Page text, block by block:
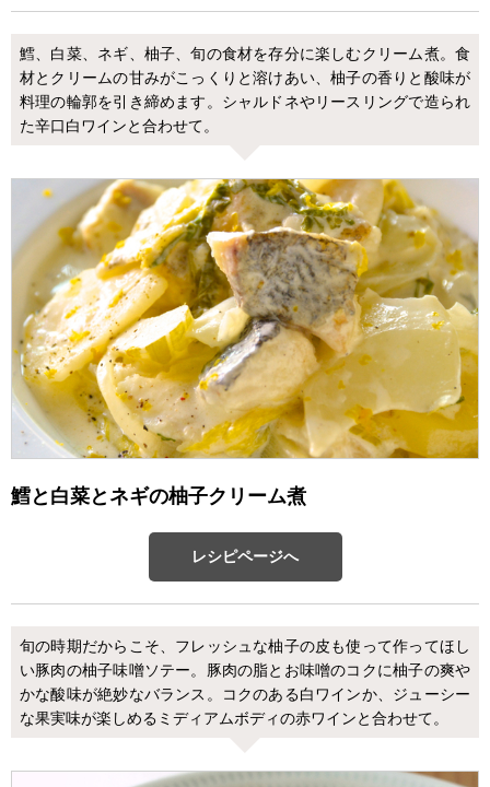
鱈、白菜、ネギ、柚子、旬の食材を存分に楽しむクリーム煮。食
材とクリームの甘みがこっくりと溶けあい、柚子の香りと酸味が
料理の輪郭を引き締めます。シャルドネやリースリングで造られ
た辛口白ワインと合わせて。
鱈と白菜とネギの柚子クリーム煮
レシピページへ
旬の時期だからこそ、フレッシュな柚子の皮も使って作ってほし
い豚肉の柚子味噌ソテー。豚肉の脂とお味噌のコクに柚子の爽や
かな酸味が絶妙なバランス。コクのある白ワインか、ジューシー
な果実味が楽しめるミディアムボディの赤ワインと合わせて。